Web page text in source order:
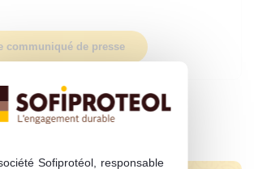
Sofiprotéol, responsable
communiqué de presse